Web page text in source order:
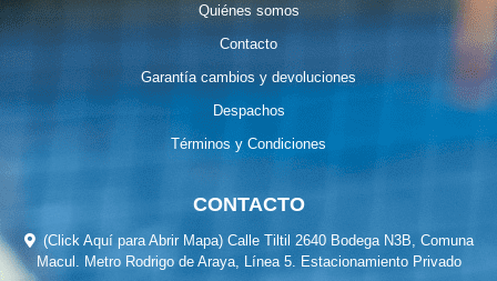
Quiénes somos
Contacto
Garantía cambios y devoluciones
Despachos
Términos y Condiciones
CONTACTO
(Click Aquí para Abrir Mapa) Calle Tiltil 2640 Bodega N3B, Comuna
Macul. Metro Rodrigo de Araya, Línea 5. Estacionamiento Privado